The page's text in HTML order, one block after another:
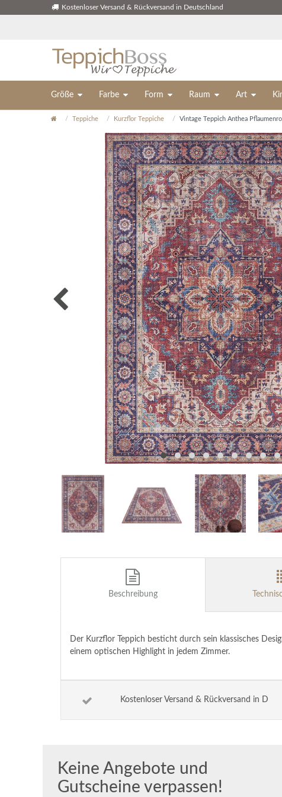
Kostenloser Versand & Rückversand in Deutschland
Größe Farbe Form Raum Art
Teppiche Kurzflor Teppiche Vintage Teppich Anthea
Beschreibung
Der Kurzflor Teppich besticht durch sein klassisches
einem optischen Highlight in jedem Zimmer.
Kostenloser Versand & Rückversand in D
Keine Angebote und
Gutscheine verpassen!